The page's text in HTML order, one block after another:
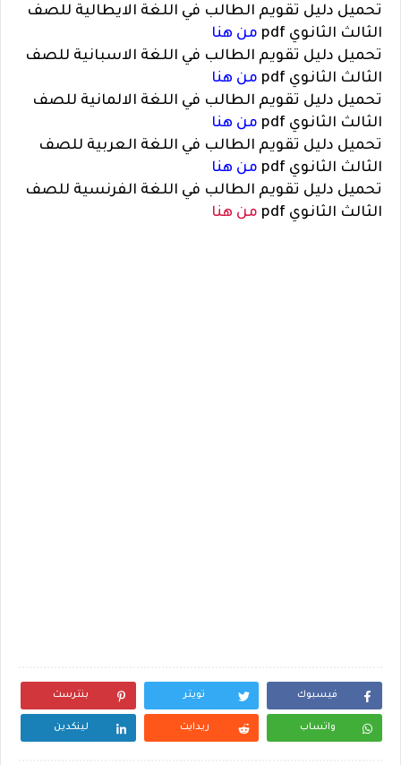
تحميل دليل تقويم الطالب في اللغة الايطالية للصف
الثالث الثانوي pdf
من هنا
تحميل دليل تقويم الطالب في اللغة الاسبانية للصف
الثالث الثانوي pdf
من هنا
تحميل دليل تقويم الطالب في اللغة الالمانية للصف
الثالث الثانوي pdf
من هنا
تحميل دليل تقويم الطالب في اللغة العربية للصف
الثالث الثانوي pdf
من هنا
تحميل دليل تقويم الطالب في اللغة الفرنسية للصف
الثالث الثانوي pdf
من هنا
فيسبوك تويتر بنترست
واتساب ريدايت لينكدين